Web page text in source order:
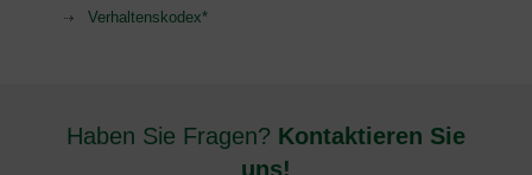
Verhaltenskodex*
Haben Sie Fragen? Kontaktieren Sie
uns!